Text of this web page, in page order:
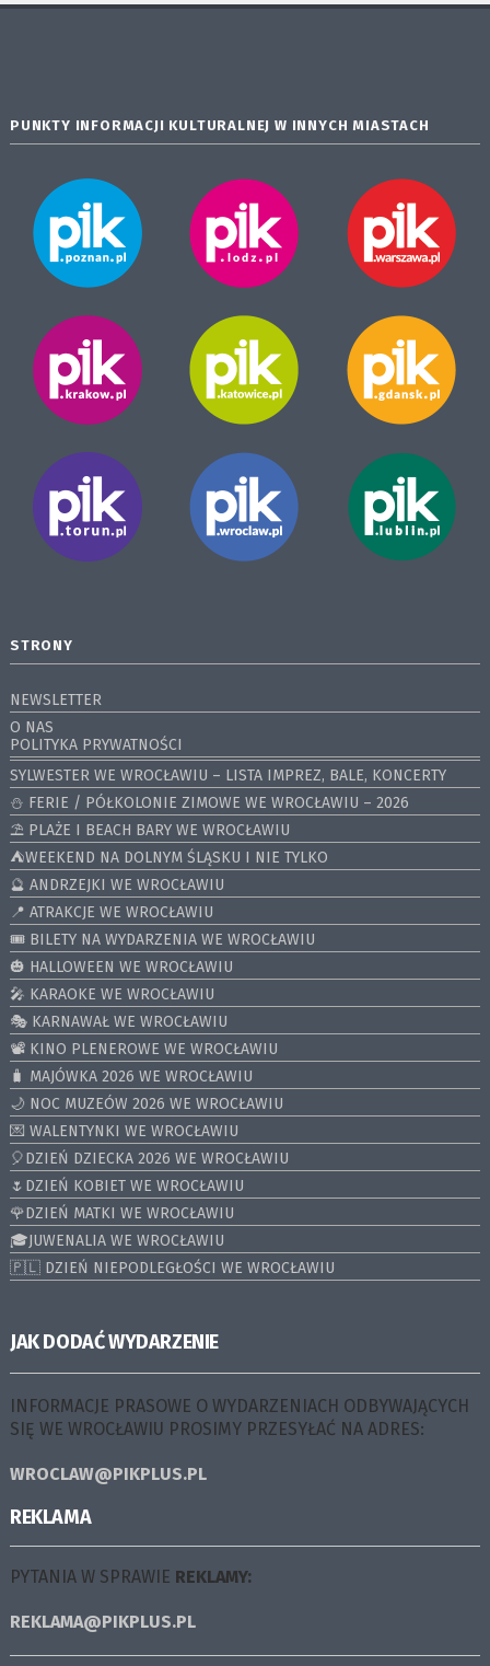
PUNKTY INFORMACJI KULTURALNEJ W INNYCH MIASTACH
STRONY
NEWSLETTER
O NAS
POLITYKA PRYWATNOŚCI
SYLWESTER WE WROCŁAWIU – LISTA IMPREZ, BALE, KONCERTY
⛄️ FERIE / PÓŁKOLONIE ZIMOWE WE WROCŁAWIU – 2026
⛱️ PLAŻE I BEACH BARY WE WROCŁAWIU
⛺️WEEKEND NA DOLNYM ŚLĄSKU I NIE TYLKO
🔮 ANDRZEJKI WE WROCŁAWIU
📍 ATRAKCJE WE WROCŁAWIU
🎟️ BILETY NA WYDARZENIA WE WROCŁAWIU
🎃 HALLOWEEN WE WROCŁAWIU
🎤 KARAOKE WE WROCŁAWIU
🎭 KARNAWAŁ WE WROCŁAWIU
📽️ KINO PLENEROWE WE WROCŁAWIU
🧳 MAJÓWKA 2026 WE WROCŁAWIU
🌙 NOC MUZEÓW 2026 WE WROCŁAWIU
💌 WALENTYNKI WE WROCŁAWIU
🎈DZIEŃ DZIECKA 2026 WE WROCŁAWIU
🌷DZIEŃ KOBIET WE WROCŁAWIU
🌹DZIEŃ MATKI WE WROCŁAWIU
🎓JUWENALIA WE WROCŁAWIU
🇵🇱 DZIEŃ NIEPODLEGŁOŚCI WE WROCŁAWIU
JAK DODAĆ WYDARZENIE
INFORMACJE PRASOWE O WYDARZENIACH ODBYWAJĄCYCH
SIĘ WE WROCŁAWIU PROSIMY PRZESYŁAĆ NA ADRES:
WROCLAW@PIKPLUS.PL
REKLAMA
PYTANIA W SPRAWIE REKLAMY:
REKLAMA@PIKPLUS.PL